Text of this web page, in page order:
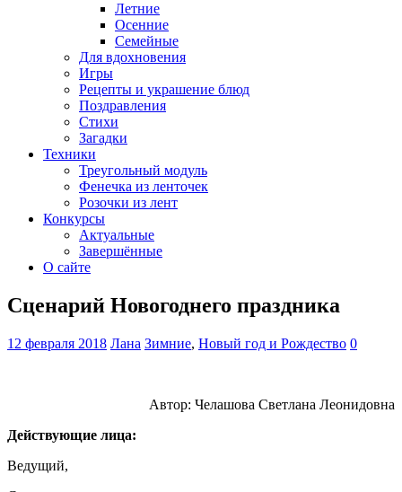
Летние
Осенние
Семейные
Для вдохновения
Игры
Рецепты и украшение блюд
Поздравления
Стихи
Загадки
Техники
Треугольный модуль
Фенечка из ленточек
Розочки из лент
Конкурсы
Актуальные
Завершённые
О сайте
Сценарий Новогоднего праздника
12 февраля 2018 Лана Зимние, Новый год и Рождество 0
Автор: Челашова Светлана Леонидовна
Действующие лица:
Ведущий,